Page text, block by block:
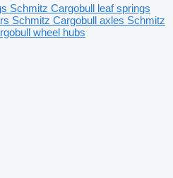
Schmitz Cargobull leaf springs
Schmitz Cargobull axles Schmitz
wheel hubs